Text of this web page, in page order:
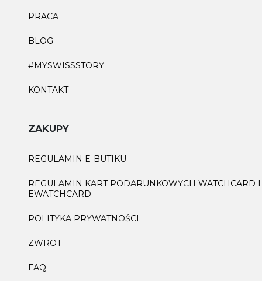
PRACA
BLOG
#MYSWISSSTORY
KONTAKT
ZAKUPY
REGULAMIN E-BUTIKU
REGULAMIN KART PODARUNKOWYCH WATCHCARD I
EWATCHCARD
POLITYKA PRYWATNOŚCI
ZWROT
FAQ